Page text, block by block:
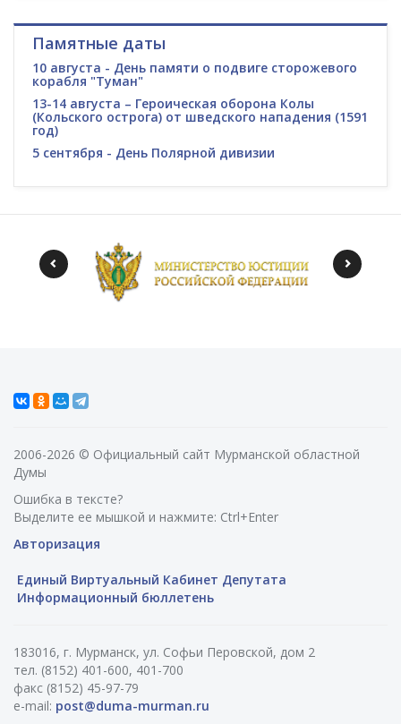
Памятные даты
10 августа - День памяти о подвиге сторожевого
корабля "Туман"
13-14 августа – Героическая оборона Колы
(Кольского острога) от шведского нападения (1591
год)
5 сентября - День Полярной дивизии
2006-2026 © Официальный сайт Мурманской областной
Думы
Ошибка в тексте?
Выделите ее мышкой и нажмите: Ctrl+Enter
Авторизация
Единый Виртуальный Кабинет Депутата
Информационный бюллетень
183016, г. Мурманск, ул. Софьи Перовской, дом 2
тел. (8152) 401-600, 401-700
факс (8152) 45-97-79
e-mail: post@duma-murman.ru